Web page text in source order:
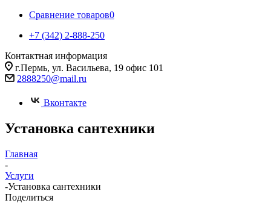
Сравнение товаров0
+7 (342) 2-888-250
Контактная информация
г.Пермь, ул. Васильева, 19 офис 101
2888250@mail.ru
Вконтакте
Установка сантехники
Главная
-
Услуги
-Установка сантехники
Поделиться